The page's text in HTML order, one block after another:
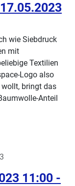
wie Siebdruck
mit
Textilien
Logo also
bringt das
Anteil
11:00 -